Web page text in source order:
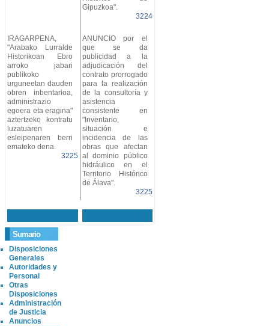
Gipuzkoa".
3224
IRAGARPENA,
"Arabako Lurralde
Historikoan Ebro
arroko jabari
publikoko
urguneetan dauden
obren inbentarioa,
administrazio
egoera eta eragina"
aztertzeko kontratu
luzatuaren
esleipenaren berri
emateko dena.
3225
ANUNCIO por el
que se da
publicidad a la
adjudicación del
contrato prorrogado
para la realización
de la consultoría y
asistencia
consistente en
"Inventario,
situación e
incidencia de las
obras que afectan
al dominio público
hidráulico en el
Territorio Histórico
de Álava".
3225
Sumario
Disposiciones
Generales
Autoridades y
Personal
Otras
Disposiciones
Administración
de Justicia
Anuncios